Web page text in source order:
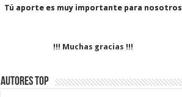
Tú aporte es muy importante para nosotros
Tú aporte es muy importante para nosotros
!!! Muchas gracias !!!
Autores Top